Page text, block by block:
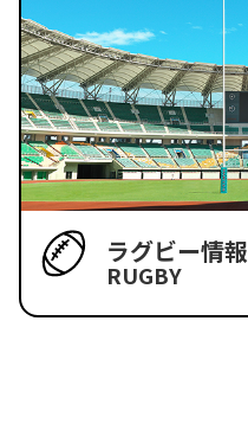
ラグビー情報
RUGBY